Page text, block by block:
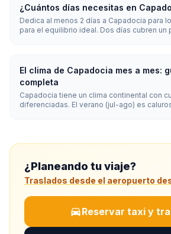
vuelan solo algunas mañanas, con
¿Cuántos días necesitas en
Dedica al menos 2 días a Capadocia para
para el equilibrio ideal. Dos días cubren un
quad.
El clima de Capadocia mes a mes:
completa
Capadocia tiene un clima continental con
diferenciadas. El verano (jul-ago) es
¿Planeando tu viaje?
Traslados desde el aeropuerto
Reservar taxi y